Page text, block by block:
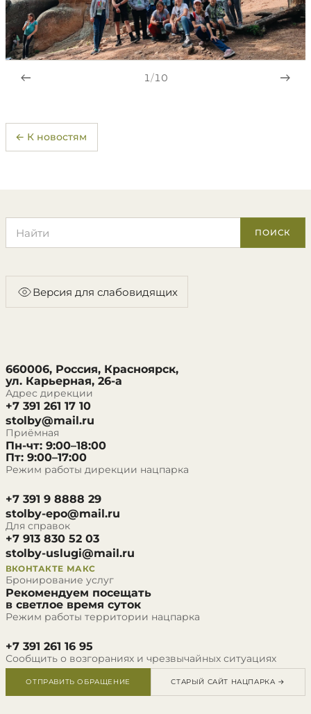
1/10
← К новостям
ПОИСК
Версия для слабовидящих
660006, Россия, Красноярск,
ул. Карьерная, 26-а
Адрес дирекции
+7 391 261 17 10
stolby@mail.ru
Приёмная
Пн-чт: 9:00–18:00
Пт: 9:00–17:00
Режим работы дирекции нацпарка
+7 391 9 8888 29
stolby-epo@mail.ru
Для справок
+7 913 830 52 03
stolby-uslugi@mail.ru
ВКОНТАКТЕ МАКС
Бронирование услуг
Рекомендуем посещать
в светлое время суток
Режим работы территории нацпарка
+7 391 261 16 95
Сообщить о возгораниях и чрезвычайных ситуациях
ОТПРАВИТЬ ОБРАЩЕНИЕ СТАРЫЙ САЙТ НАЦПАРКА →